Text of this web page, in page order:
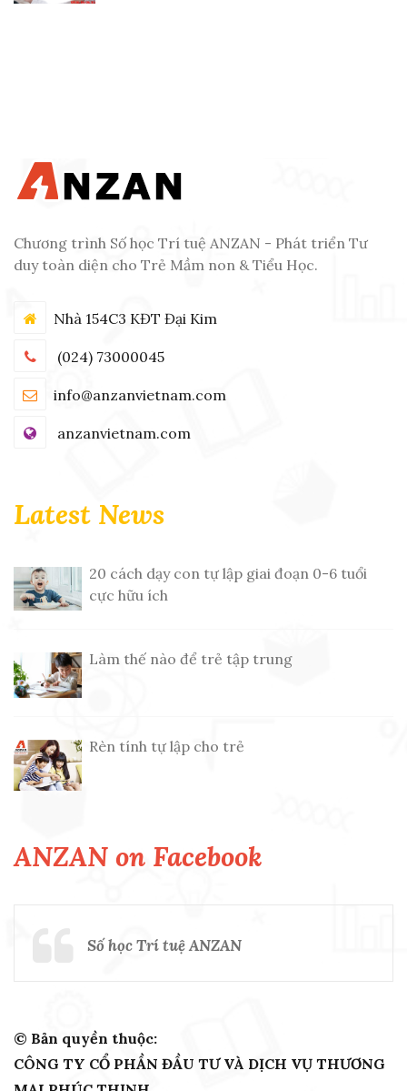
Chương trình Số học Trí tuệ ANZAN - Phát triển Tư
duy toàn diện cho Trẻ Mầm non & Tiểu Học.
Nhà 154C3 KĐT Đại Kim
(024) 73000045
info@anzanvietnam.com
anzanvietnam.com
Latest News
20 cách dạy con tự lập giai đoạn 0-6 tuổi
cực hữu ích
Làm thế nào để trẻ tập trung
Rèn tính tự lập cho trẻ
ANZAN on Facebook
Số học Trí tuệ ANZAN
© Bản quyền thuộc:
CÔNG TY CỔ PHẦN ĐẦU TƯ VÀ DỊCH VỤ THƯƠNG